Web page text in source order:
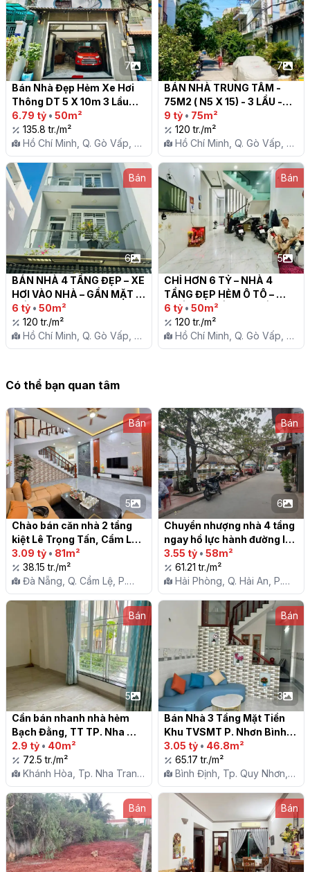
7
Bán Nhà Đẹp Hẻm Xe Hơi
Thông DT 5 X 10m 3 Lầu
6.79 tỷ • 50m²
135.8 tr./m²
Hồ Chí Minh, Q. Gò Vấp, P.
16
7
BÁN NHÀ TRUNG TÂM -
75M2 ( N5 X 15) - 3 LẦU -
KHU PHÂN LÔ - P.16 - GÒ
VẤP
9 tỷ • 75m²
120 tr./m²
Hồ Chí Minh, Q. Gò Vấp, P.
16
Bán
6
BÁN NHÀ 4 TẦNG ĐẸP – XE
HƠI VÀO NHÀ – GẦN MẶT
TIỀN PHẠM VĂN CHIÊU -
P16 - GV
6 tỷ • 50m²
120 tr./m²
Hồ Chí Minh, Q. Gò Vấp, P.
16
Bán
5
CHỈ HƠN 6 TỶ – NHÀ 4
TẦNG ĐẸP HẺM Ô TÔ –
THỐNG NHẤT, GÒ VẤP
6 tỷ • 50m²
120 tr./m²
Hồ Chí Minh, Q. Gò Vấp, P.
16
Có thể bạn quan tâm
Bán
5
Chào bán căn nhà 2 tầng
kiệt Lê Trọng Tấn, Cẩm Lệ
3.09 tỷ • 81m²
38.15 tr./m²
Đà Nẵng, Q. Cẩm Lệ, P.
Hòa Phát
Bán
6
Chuyển nhượng nhà 4 tầng
ngay hồ lực hành đường lực
hành
3.55 tỷ • 58m²
61.21 tr./m²
Hải Phòng, Q. Hải An, P.
Đằng Lâm
Bán
5
Cần bán nhanh nhà hẻm
Bạch Đằng, TT TP. Nha
Trang
2.9 tỷ • 40m²
72.5 tr./m²
Khánh Hòa, Tp. Nha Trang,
P. Tân Tiến
Bán
3
Bán Nhà 3 Tầng Mặt Tiền
Khu TVSMT P. Nhơn Bình,
Quy Nhơn
3.05 tỷ • 46.8m²
65.17 tr./m²
Bình Định, Tp. Quy Nhơn,
P. Nhơn Bình
Bán
Bán